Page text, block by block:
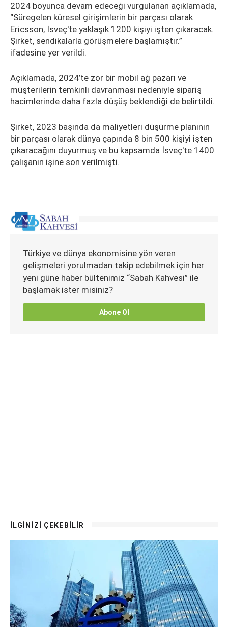
2024 boyunca devam edeceği vurgulanan açıklamada,
“Süregelen küresel girişimlerin bir parçası olarak
Ericsson, İsveç'te yaklaşık 1200 kişiyi işten çıkaracak.
Şirket, sendikalarla görüşmelere başlamıştır.”
ifadesine yer verildi.
Açıklamada, 2024’te zor bir mobil ağ pazarı ve
müşterilerin temkinli davranması nedeniyle sipariş
hacimlerinde daha fazla düşüş beklendiği de belirtildi.
Şirket, 2023 başında da maliyetleri düşürme planının
bir parçası olarak dünya çapında 8 bin 500 kişiyi işten
çıkaracağını duyurmuş ve bu kapsamda İsveç'te 1400
çalışanın işine son verilmişti.
Türkiye ve dünya ekonomisine yön veren
gelişmeleri yorulmadan takip edebilmek için her
yeni güne haber bültenimiz “Sabah Kahvesi” ile
başlamak ister misiniz?
Abone Ol
İLGİNİZİ ÇEKEBİLİR